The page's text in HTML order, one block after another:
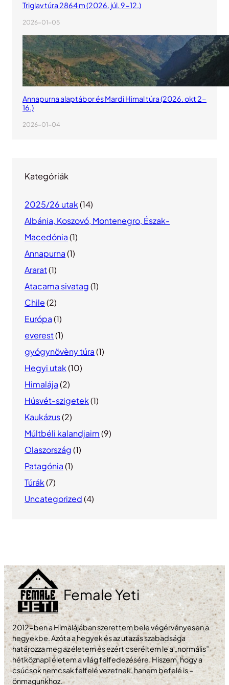
Triglav túra 2864 m (2026. júl. 9-12.)
2026-01-05
Annapurna alaptábor és Mardi Himal túra (2026. okt 2-
16.)
2026-01-04
Kategóriák
2025/26 utak(14)
Albánia, Koszovó, Montenegro, Észak-
Macedónia(1)
Annapurna(1)
Ararat(1)
Atacama sivatag(1)
Chile(2)
Európa(1)
everest(1)
gyógynövèny túra(1)
Hegyi utak(10)
Himalája(2)
Húsvét-szigetek(1)
Kaukázus(2)
Múltbéli kalandjaim(9)
Olaszország(1)
Patagónia(1)
Túrák(7)
Uncategorized(4)
Female Yeti
2012-ben a Himalájában szerettem bele végérvényesen a
hegyekbe. Azóta a hegyek és az utazás szabadsága
határozza meg az életem és ezért cseréltem le a „normális”
hétköznapi életem a világ felfedezésére. Hiszem, hogy a
csúcsok nemcsak felfelé vezetnek, hanem befelé is –
önmagunkhoz.